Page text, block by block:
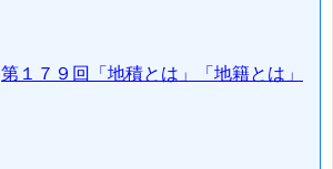
第１７９回「地積とは」「地籍とは」